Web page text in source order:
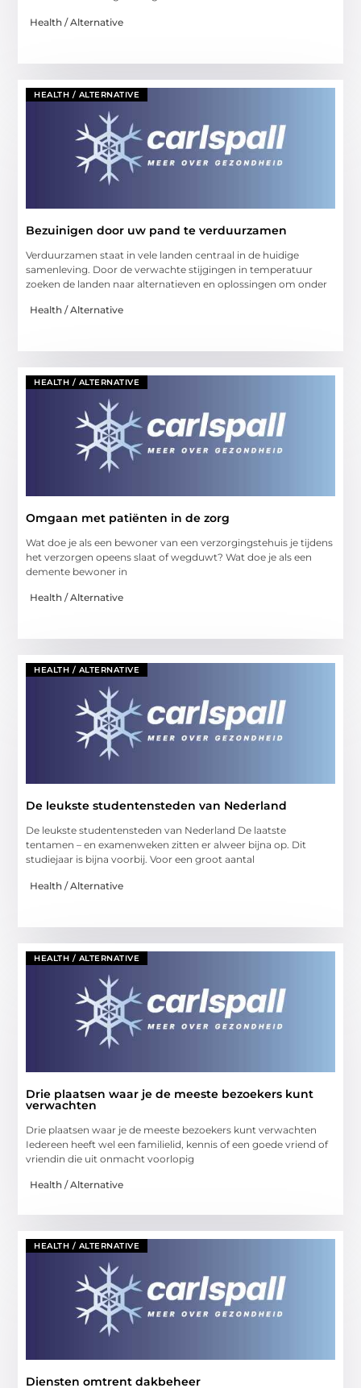
Health / Alternative
HEALTH / ALTERNATIVE
Bezuinigen door uw pand te verduurzamen
Verduurzamen staat in vele landen centraal in de huidige
samenleving. Door de verwachte stijgingen in temperatuur
zoeken de landen naar alternatieven en oplossingen om onder
Health / Alternative
HEALTH / ALTERNATIVE
Omgaan met patiënten in de zorg
Wat doe je als een bewoner van een verzorgingstehuis je tijdens
het verzorgen opeens slaat of wegduwt? Wat doe je als een
demente bewoner in
Health / Alternative
HEALTH / ALTERNATIVE
De leukste studentensteden van Nederland
De leukste studentensteden van Nederland De laatste
tentamen – en examenweken zitten er alweer bijna op. Dit
studiejaar is bijna voorbij. Voor een groot aantal
Health / Alternative
HEALTH / ALTERNATIVE
Drie plaatsen waar je de meeste bezoekers kunt
verwachten
Drie plaatsen waar je de meeste bezoekers kunt verwachten
Iedereen heeft wel een familielid, kennis of een goede vriend of
vriendin die uit onmacht voorlopig
Health / Alternative
HEALTH / ALTERNATIVE
Diensten omtrent dakbeheer